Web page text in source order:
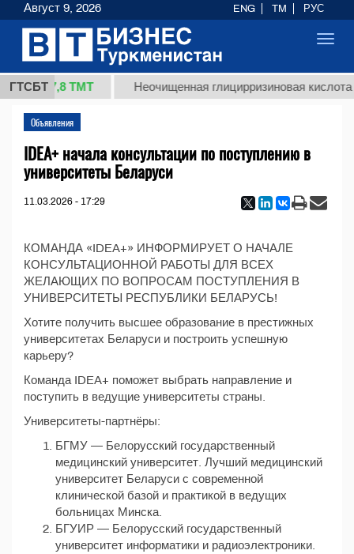
ГТСБТ
(кг.) 37,8 ТМТ Неочищенная глицирризиновая кислота
Объявления
IDEA+ начала консультации по поступлению в
университеты Беларуси
11.03.2026 - 17:29
КОМАНДА «IDEA+» ИНФОРМИРУЕТ О НАЧАЛЕ
КОНСУЛЬТАЦИОННОЙ РАБОТЫ ДЛЯ ВСЕХ
ЖЕЛАЮЩИХ ПО ВОПРОСАМ ПОСТУПЛЕНИЯ В
УНИВЕРСИТЕТЫ РЕСПУБЛИКИ БЕЛАРУСЬ!
Хотите получить высшее образование в престижных
университетах Беларуси и построить успешную
карьеру?
Команда IDEA+ поможет выбрать направление и
поступить в ведущие университеты страны.
Университеты-партнёры:
БГМУ — Белорусский государственный
медицинский университет. Лучший медицинский
университет Беларуси с современной
клинической базой и практикой в ведущих
больницах Минска.
БГУИР — Белорусский государственный
университет информатики и радиоэлектроники.
Август 9, 2026 ENG TM РУС